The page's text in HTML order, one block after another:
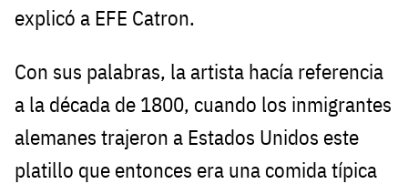
explicó a EFE Catron.
Con sus palabras, la artista hacía referencia
a la década de 1800, cuando los inmigrantes
alemanes trajeron a Estados Unidos este
platillo que entonces era una comida típica